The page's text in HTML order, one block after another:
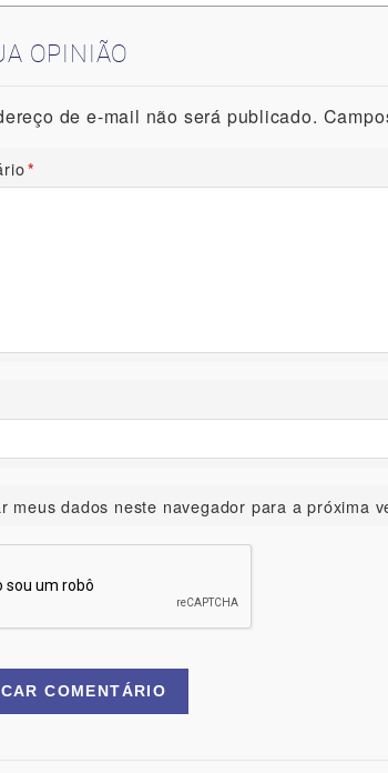
OPINIÃO
de e-mail não será publicado.
*
meus dados neste navegador para a próxima